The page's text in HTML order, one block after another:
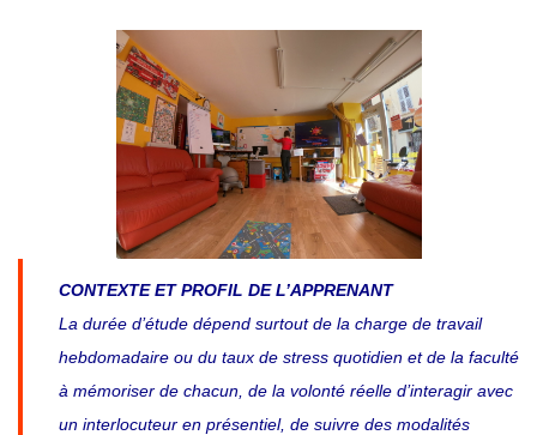
CONTEXTE ET PROFIL DE L’APPRENANT
La durée d’étude dépend surtout de la charge de travail
hebdomadaire ou du taux de stress quotidien et de la faculté
à mémoriser de chacun, de la volonté réelle d’interagir avec
un interlocuteur en présentiel, de suivre des modalités